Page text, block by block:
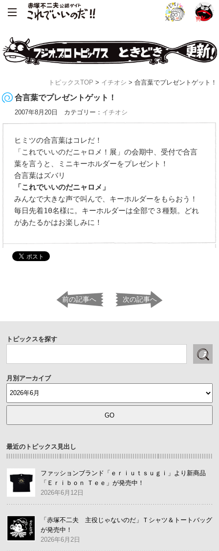
トピックスTOP > イチオシ > 合言葉でプレゼントゲット！
合言葉でプレゼントゲット！
2007年8月20日 カテゴリー： イチオシ
ヒミツの合言葉はコレだ！
「これでいいのだニャロメ！展」の会期中、受付で合言
葉を言うと、ミニキーホルダーをプレゼント！
合言葉はズバリ
「これでいいのだニャロメ」
みんなで大きな声で叫んで、キーホルダーをもらおう！
毎日先着10名様に。キーホルダーは全部で３種類。どれ
があたるかはお楽しみに！
前の記事へ 次の記事へ
トピックスを探す
月別アーカイブ
最近のトピックス見出し
ファッションブランド「ｅｒｉｕｔｓｕｇｉ」より新商品
「Ｅｒｉｂｏｎ Ｔｅｅ」が発売中！
2026年6月12日
「赤塚不二夫 主役じゃないのだ」Ｔシャツ＆トートバッグ
が発売中！
2026年6月2日